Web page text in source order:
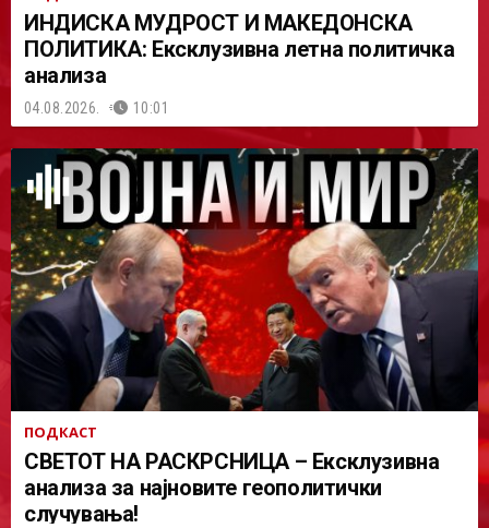
ИНДИСКА МУДРОСТ И МАКЕДОНСКА
ПОЛИТИКА: Ексклузивна летна политичка
анализа
04.08.2026. 10:01
ПОДКАСТ
СВЕТОТ НА РАСКРСНИЦА – Ексклузивна
анализа за најновите геополитички
случувања!